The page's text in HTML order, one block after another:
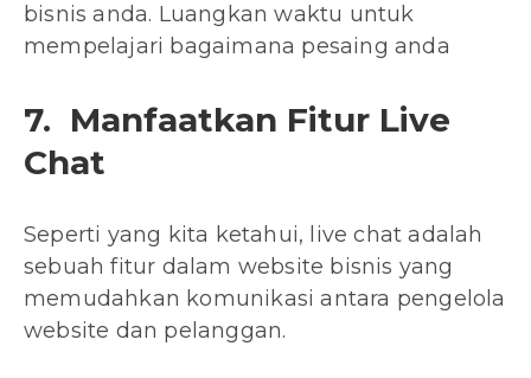
bisnis anda. Luangkan waktu untuk
mempelajari bagaimana pesaing anda
7. Manfaatkan Fitur Live
Chat
Seperti yang kita ketahui, live chat adalah
sebuah fitur dalam website bisnis yang
memudahkan komunikasi antara pengelola
website dan pelanggan.